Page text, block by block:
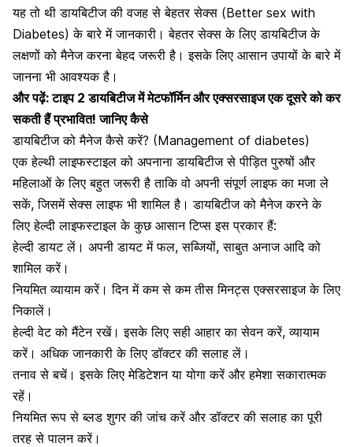
यह तो थी डायबिटीज की वजह से बेहतर सेक्स (Better sex with
Diabetes) के बारे में जानकारी। बेहतर सेक्स के लिए डायबिटीज के
लक्षणों को मैनेज करना बेहद जरूरी है। इसके लिए आसान उपायों के बारे में
जानना भी आवश्यक है।
और पढ़ें:टाइप 2 डायबिटीज में मेटफॉर्मिन और एक्सरसाइज एक दूसरे को कर
सकती हैं प्रभावित! जानिए कैसे
डायबिटीज को मैनेज कैसे करें? (Management of diabetes)
एक हेल्थी लाइफस्टाइल को अपनाना डायबिटीज से पीड़ित पुरुषों और
महिलाओं के लिए बहुत जरूरी है ताकि वो अपनी संपूर्ण लाइफ का मजा ले
सकें, जिसमें सेक्स लाइफ भी शामिल है। डायबिटीज को मैनेज करने के
लिए हेल्दी लाइफस्टाइल के कुछ आसान टिप्स इस प्रकार हैं:
हेल्दी डायट लें। अपनी डायट में फल, सब्जियों,साबुत अनाज आदि को
शामिल करें।
नियमित व्यायाम करें। दिन में कम से कम तीस मिनट्स एक्सरसाइज के लिए
निकालें।
हेल्दी वेट को मैंटेन रखें। इसके लिए सही आहार का सेवन करें, व्यायाम
करें। अधिक जानकारी के लिए डॉक्टर की सलाह लें।
तनाव से बचें। इसके लिए मेडिटेशन या योगा करें और हमेशा सकारात्मक
रहें।
नियमित रूप सेब्लड शुगर की जांच करेंऔर डॉक्टर की सलाह का पूरी
तरह से पालन करें।